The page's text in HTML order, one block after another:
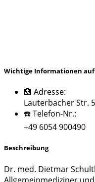
Wichtige Informationen
🏥 Adresse:
Lauterbacher Str.
☎️ Telefon-Nr.:
+49 6054 900490
Beschreibung
Dr. med. Dietmar
Allgemeinmediziner